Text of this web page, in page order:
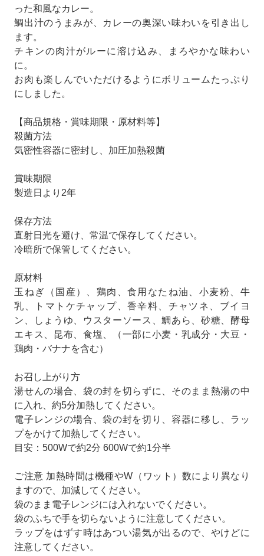
った和風なカレー。
鯛出汁のうまみが、カレーの奥深い味わいを引き出し
ます。
チキンの肉汁がルーに溶け込み、まろやかな味わい
に。
お肉も楽しんでいただけるようにボリュームたっぷり
にしました。
【商品規格・賞味期限・原材料等】
殺菌方法
気密性容器に密封し、加圧加熱殺菌
賞味期限
製造日より2年
保存方法
直射日光を避け、常温で保存してください。
冷暗所で保管してください。
原材料
玉ねぎ（国産）、鶏肉、食用なたね油、小麦粉、牛
乳、トマトケチャップ、香辛料、チャツネ、ブイヨ
ン、しょうゆ、ウスターソース、鯛あら、砂糖、酵母
エキス、昆布、食塩、（一部に小麦・乳成分・大豆・
鶏肉・バナナを含む）
お召し上がり方
湯せんの場合、袋の封を切らずに、そのまま熱湯の中
に入れ、約5分加熱してください。
電子レンジの場合、袋の封を切り、容器に移し、ラッ
プをかけて加熱してください。
目安：500Wで約2分 600Wで約1分半
ご注意 加熱時間は機種やW（ワット）数により異なり
ますので、加減してください。
袋のまま電子レンジには入れないでください。
袋のふちで手を切らないように注意してください。
ラップをはずす時はあつい湯気が出るので、やけどに
注意してください。